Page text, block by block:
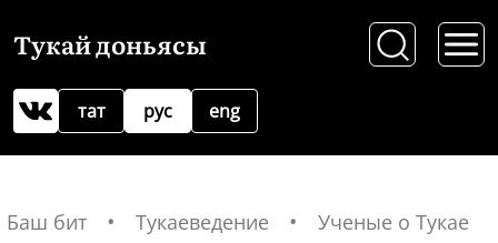
Тукай доньясы
рус
тат eng
Баш бит Тукаеведение Ученые о Тукае